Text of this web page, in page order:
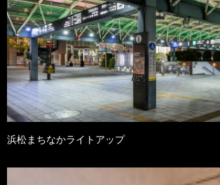
浜松まちなかライトアップ